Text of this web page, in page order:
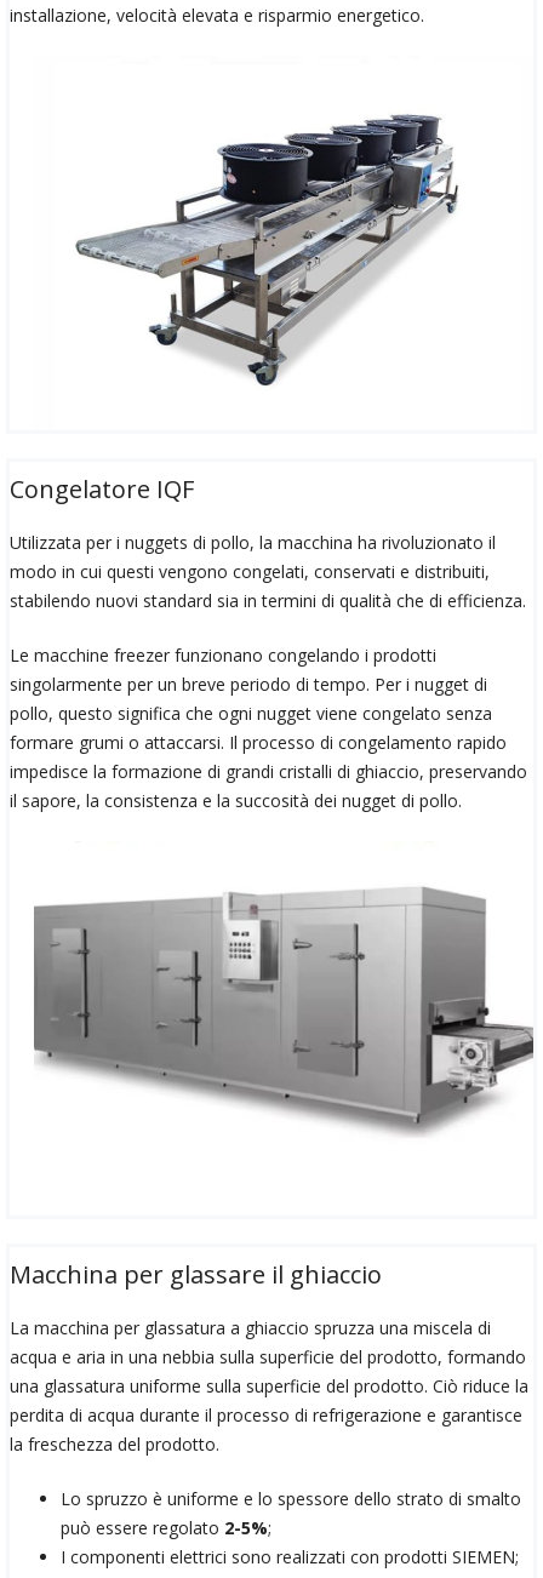
installazione, velocità elevata e risparmio energetico.
Congelatore IQF
Utilizzata per i nuggets di pollo, la macchina ha rivoluzionato il
modo in cui questi vengono congelati, conservati e distribuiti,
stabilendo nuovi standard sia in termini di qualità che di efficienza.
Le macchine freezer funzionano congelando i prodotti
singolarmente per un breve periodo di tempo. Per i nugget di
pollo, questo significa che ogni nugget viene congelato senza
formare grumi o attaccarsi. Il processo di congelamento rapido
impedisce la formazione di grandi cristalli di ghiaccio, preservando
il sapore, la consistenza e la succosità dei nugget di pollo.
Macchina per glassare il ghiaccio
La macchina per glassatura a ghiaccio spruzza una miscela di
acqua e aria in una nebbia sulla superficie del prodotto, formando
una glassatura uniforme sulla superficie del prodotto. Ciò riduce la
perdita di acqua durante il processo di refrigerazione e garantisce
la freschezza del prodotto.
Lo spruzzo è uniforme e lo spessore dello strato di smalto
può essere regolato 2-5%;
I componenti elettrici sono realizzati con prodotti SIEMEN;